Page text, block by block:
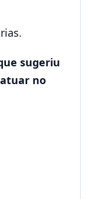
sugeriu
no